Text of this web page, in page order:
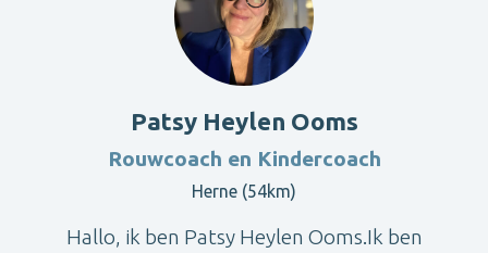
Patsy Heylen Ooms
Rouwcoach en Kindercoach
Herne (54km)
Hallo, ik ben Patsy Heylen Ooms.Ik ben